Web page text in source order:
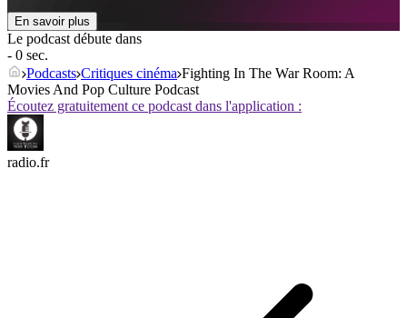
En savoir plus
Le podcast débute dans
- 0 sec.
Podcasts Critiques cinéma Fighting In The War Room: A
Movies And Pop Culture Podcast
Écoutez gratuitement ce podcast dans l'application :
radio.fr